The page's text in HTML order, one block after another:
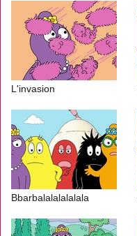
L'invasion
Bbarbalalalalalala